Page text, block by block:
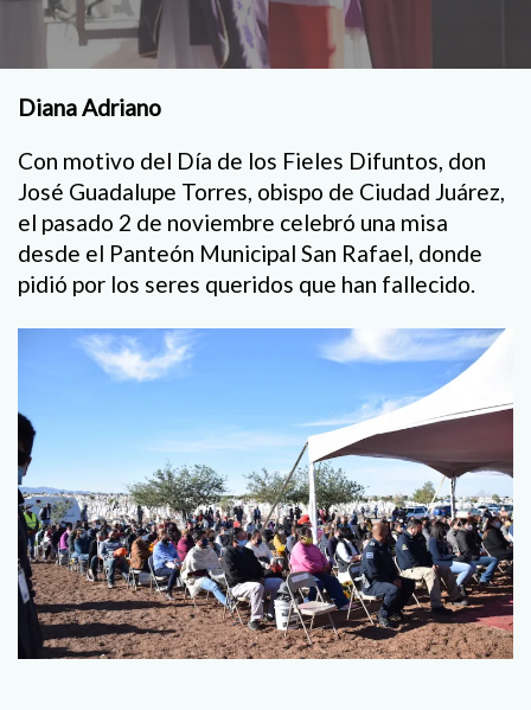
Diana Adriano
Con motivo del Día de los Fieles Difuntos, don
José Guadalupe Torres, obispo de Ciudad Juárez,
el pasado 2 de noviembre celebró una misa
desde el Panteón Municipal San Rafael, donde
pidió por los seres queridos que han fallecido.